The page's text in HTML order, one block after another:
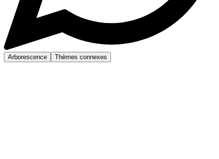
Arborescence Thèmes connexes